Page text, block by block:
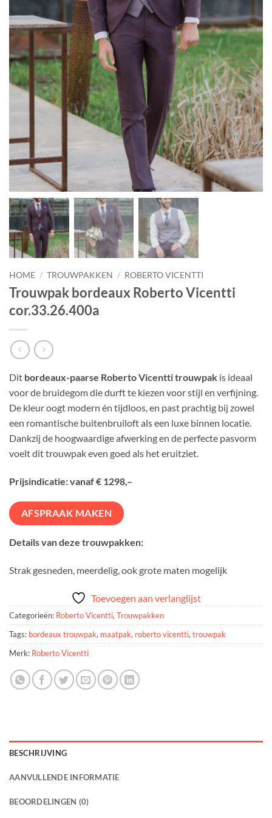
HOME / TROUWPAKKEN / ROBERTO VICENTTI
Trouwpak bordeaux Roberto Vicentti
cor.33.26.400a
Dit bordeaux-paarse Roberto Vicentti trouwpak is ideaal
voor de bruidegom die durft te kiezen voor stijl en verfijning.
De kleur oogt modern én tijdloos, en past prachtig bij zowel
een romantische buitenbruiloft als een luxe binnen locatie.
Dankzij de hoogwaardige afwerking en de perfecte pasvorm
voelt dit trouwpak even goed als het eruitziet.
Prijsindicatie: vanaf € 1298,–
AFSPRAAK MAKEN
Details van deze trouwpakken:
Strak gesneden, meerdelig, ook grote maten mogelijk
Toevoegen aan verlanglijst
Categorieën: Roberto Vicentti, Trouwpakken
Tags: bordeaux trouwpak, maatpak, roberto vicentti, trouwpak
Merk: Roberto Vicentti
BESCHRIJVING
AANVULLENDE INFORMATIE
BEOORDELINGEN (0)